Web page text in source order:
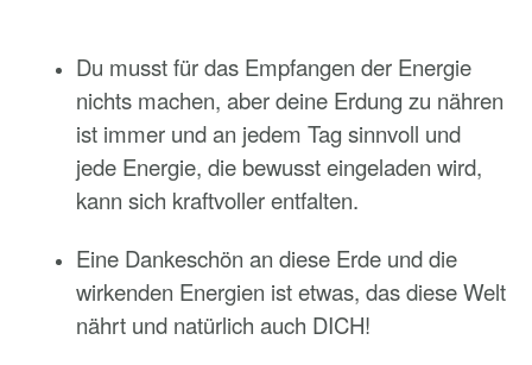
Du musst für das Empfangen der Energie
nichts machen, aber deine Erdung zu nähren
ist immer und an jedem Tag sinnvoll und
jede Energie, die bewusst eingeladen wird,
kann sich kraftvoller entfalten.
Eine Dankeschön an diese Erde und die
wirkenden Energien ist etwas, das diese Welt
nährt und natürlich auch DICH!